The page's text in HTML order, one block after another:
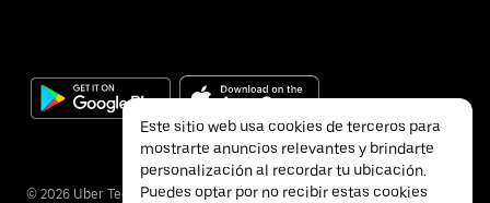
© 2026 Uber Technologies Inc.
Este sitio web usa cookies de terceros para
mostrarte anuncios relevantes y brindarte
personalización al recordar tu ubicación.
Puedes optar por no recibir estas cookies